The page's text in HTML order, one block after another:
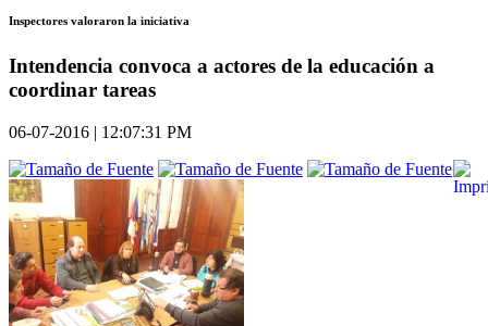
Inspectores valoraron la iniciativa
Intendencia convoca a actores de la educación a
coordinar tareas
06-07-2016 | 12:07:31 PM